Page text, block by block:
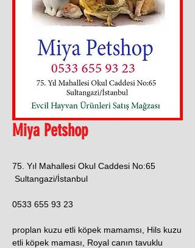
Miya Petshop
75. Yıl Mahallesi Okul Caddesi No:65
Sultangazi/İstanbul
0533 655 93 23
proplan kuzu etli köpek mamamsı, Hils kuzu
etli köpek maması, Royal canın tavuklu